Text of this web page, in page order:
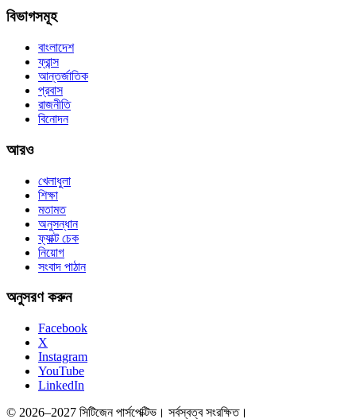
বিভাগসমূহ
বাংলাদেশ
ফ্রান্স
আন্তর্জাতিক
প্রবাস
রাজনীতি
বিনোদন
আরও
খেলাধুলা
শিক্ষা
মতামত
অনুসন্ধান
ফ্যাক্ট চেক
নিয়োগ
সংবাদ পাঠান
অনুসরণ করুন
Facebook
X
Instagram
YouTube
LinkedIn
© 2026–2027 সিটিজেন পার্সপেক্টিভ। সর্বস্বত্ব সংরক্ষিত।